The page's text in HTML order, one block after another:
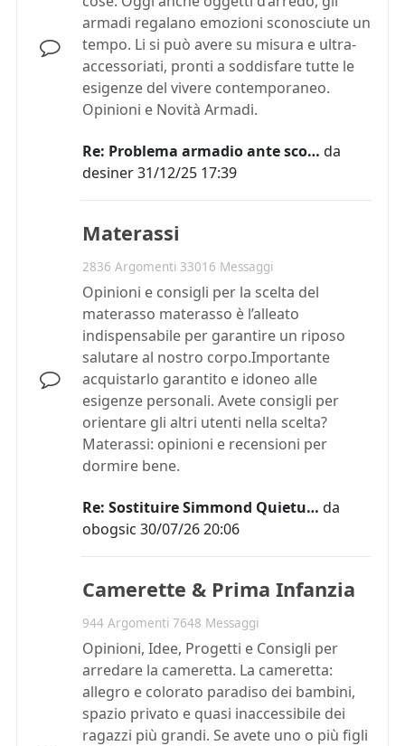
armadi regalano emozioni sconosciute un
tempo. Li si può avere su misura e ultra-
accessoriati, pronti a soddisfare tutte le
esigenze del vivere contemporaneo.
Opinioni e Novità Armadi.
Re: Problema armadio ante sco… da
desiner31/12/25 17:39
Materassi
2836 Argomenti 33016 Messaggi
Opinioni e consigli per la scelta del
materasso materasso è l’alleato
indispensabile per garantire un riposo
salutare al nostro corpo.Importante
acquistarlo garantito e idoneo alle
esigenze personali. Avete consigli per
orientare gli altri utenti nella scelta?
Materassi: opinioni e recensioni per
dormire bene.
Re: Sostituire Simmond Quietu… da
obogsic 30/07/26 20:06
Camerette & Prima Infanzia
944 Argomenti 7648 Messaggi
Opinioni, Idee, Progetti e Consigli per
arredare la cameretta. La cameretta:
allegro e colorato paradiso dei bambini,
spazio privato e quasi inaccessibile dei
ragazzi più grandi. Se avete uno o più figli